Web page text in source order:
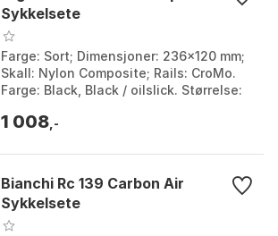
Sykkelsete
Farge: Sort; Dimensjoner: 236x120 mm;
Skall: Nylon Composite; Rails: CroMo.
Farge: Black, Black / oilslick. Størrelse:
1 008 ,-
Bianchi Rc 139 Carbon Air
Sykkelsete